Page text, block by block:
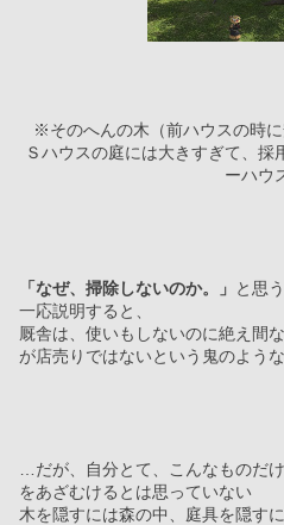
※そのへんの木（前ハウスの時に
Ｓハウスの庭には大きすぎて、採
ーハウ
「なぜ、掃除しないのか。」 と思
一応説明すると、
厩舎は、使いもしないのに絶え間
が店売りではないという鬼のよう
…だが、自分とて、こんなものだ
をあざむけるとは思っていない
木を隠すには森の中、庭具を隠すに